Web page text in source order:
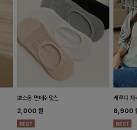
뽀소옹 면메쉬덧신
2,000 원
케루디 자
8,900